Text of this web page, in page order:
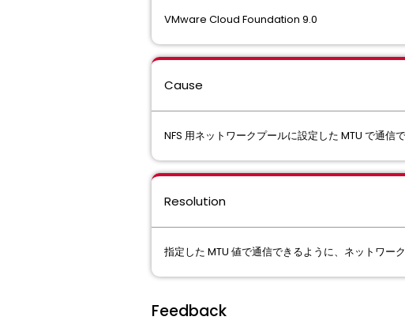
VMware Cloud Foundation 9.0
Cause
NFS 用ネットワークプールに設定した MTU で通信
Resolution
指定した MTU 値で通信できるように、ネットワー
Feedback